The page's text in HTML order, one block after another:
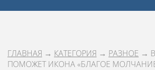
ГЛАВНАЯ → КАТЕГОРИЯ → РАЗНОЕ →
ПОМОЖЕТ ИКОНА «БЛАГОЕ